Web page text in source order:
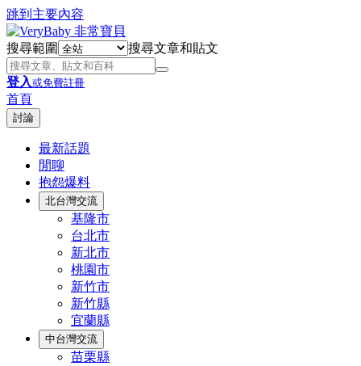
跳到主要內容
搜尋範圍 搜尋文章和貼文
登入或免費註冊
首頁
討論
最新話題
閒聊
抱怨爆料
北台灣交流
基隆市
台北市
新北市
桃園市
新竹市
新竹縣
宜蘭縣
中台灣交流
苗栗縣